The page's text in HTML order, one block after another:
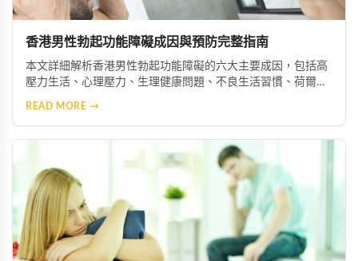
香港男性勃起功能障礙成因與預防完整指南
本文詳細解析香港男性勃起功能障礙的六大主要成因，包括高
壓力生活、心理壓力、生理健康問題、不良生活習慣、荷爾蒙
READ MORE →